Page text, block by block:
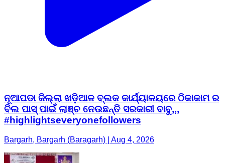
ନୂଆପଡା ଜିଲ୍ଲା ଖଡ଼ିଆଳ ବ୍ଲକ କାର୍ଯ୍ୟାଳୟରେ ଠିକାକାମ ର
ବିଲ ପାସ୍ ପାଇଁ ଲାଞ୍ଚ ନେଉଛନ୍ତି ସରକାରୀ ବାବୁ,,,
#highlightseveryonefollowers
Bargarh, Bargarh (Baragarh) | Aug 4, 2026